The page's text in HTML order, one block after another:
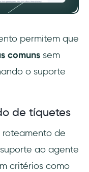
permitem que
comuns sem
o suporte
de tíquetes
roteamento de
ao agente
critérios como